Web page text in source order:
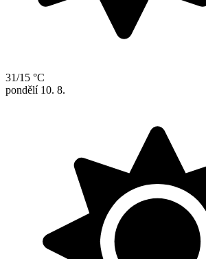
31/15 °C
pondělí 10. 8.